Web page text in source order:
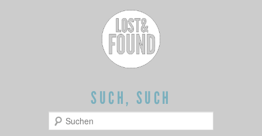
SUCH, SUCH
Suchen